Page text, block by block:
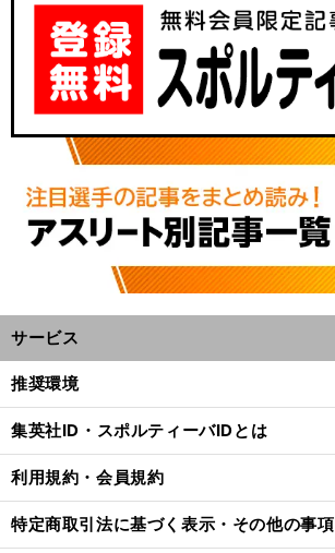
サービス
推奨環境
集英社ID・スポルティーバIDとは
利用規約・会員規約
特定商取引法に基づく表示・その他の事項